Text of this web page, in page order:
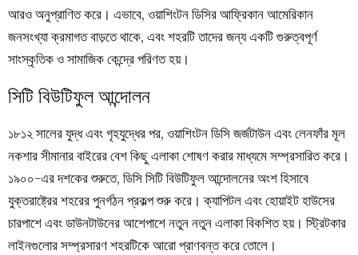
আরও অনুপ্রাণিত করে। এভাবে, ওয়াশিংটন ডিসির আফ্রিকান আমেরিকান
জনসংখ্যা ক্রমাগত বাড়তে থাকে, এবং শহরটি তাদের জন্য একটি গুরুত্বপূর্ণ
সাংস্কৃতিক ও সামাজিক কেন্দ্রে পরিণত হয়।
সিটি বিউটিফুল আন্দোলন
১৮১২ সালের যুদ্ধ এবং গৃহযুদ্ধের পর, ওয়াশিংটন ডিসি জর্জটাউন এবং লেনফাঁর মূল
নকশার সীমানার বাইরের বেশ কিছু এলাকা শোষণ করার মাধ্যমে সম্প্রসারিত করে।
১৯০০-এর দশকের শুরুতে, ডিসি সিটি বিউটিফুল আন্দোলনের অংশ হিসাবে
যুক্তরাষ্ট্রের শহরের পুনর্গঠন প্রকল্প শুরু করে। ক্যাপিটল এবং হোয়াইট হাউসের
চারপাশে এবং ডাউনটাউনের আশেপাশে নতুন নতুন এলাকা বিকশিত হয়। স্ট্রিটকার
লাইনগুলোর সম্প্রসারণ শহরটিকে আরো প্রাণবন্ত করে তোলে।